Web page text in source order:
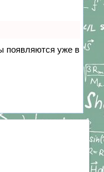
появляются уже в